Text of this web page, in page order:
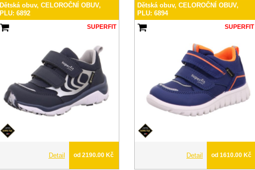
Dětská obuv, CELOROČNÍ OBUV,
PLU: 6892
SUPERFIT
Detail od 2190.00 Kč
Dětská obuv, CELOROČNÍ OBUV,
PLU: 6894
SUPERFIT
Detail od 1610.00 Kč